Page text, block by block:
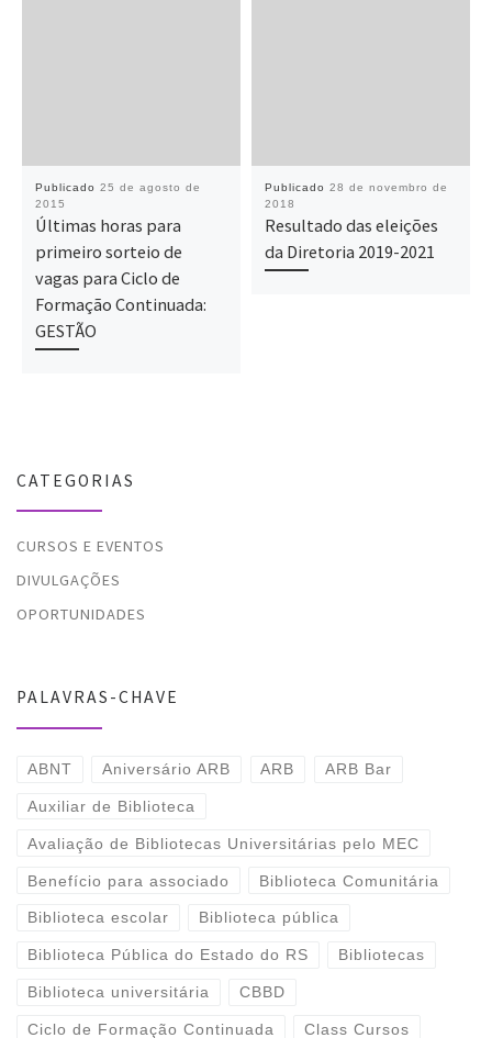
Publicado 25 de agosto de
2015
Últimas horas para
primeiro sorteio de
vagas para Ciclo de
Formação Continuada:
GESTÃO
Publicado 28 de novembro de
2018
Resultado das eleições
da Diretoria 2019-2021
CATEGORIAS
CURSOS E EVENTOS
DIVULGAÇÕES
OPORTUNIDADES
PALAVRAS-CHAVE
ABNT Aniversário ARB ARB ARB Bar
Auxiliar de Biblioteca
Avaliação de Bibliotecas Universitárias pelo MEC
Benefício para associado Biblioteca Comunitária
Biblioteca escolar Biblioteca pública
Biblioteca Pública do Estado do RS Bibliotecas
Biblioteca universitária CBBD
Ciclo de Formação Continuada Class Cursos